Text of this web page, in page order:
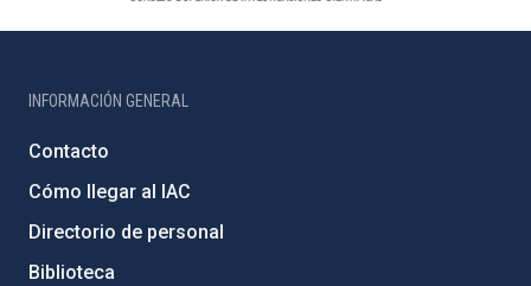
INFORMACIÓN GENERAL
Contacto
Cómo llegar al IAC
Directorio de personal
Biblioteca